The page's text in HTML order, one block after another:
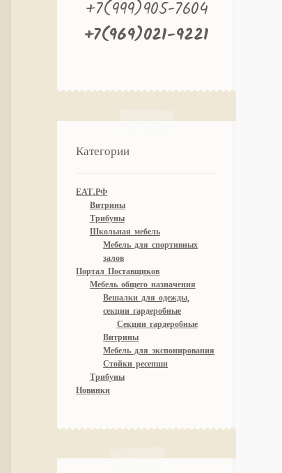
+7(999)905-7604
+7(969)021-9221
Категории
ЕАТ.РФ
Витрины
Трибуны
Школьная мебель
Мебель для спортивных
залов
Портал Поставщиков
Мебель общего назначения
Вешалки для одежды,
секции гардеробные
Секции гардеробные
Витрины
Мебель для экспонирования
Стойки ресепшн
Трибуны
Новинки